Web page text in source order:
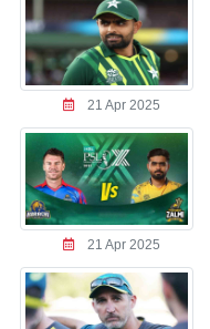
21 Apr 2025
21 Apr 2025